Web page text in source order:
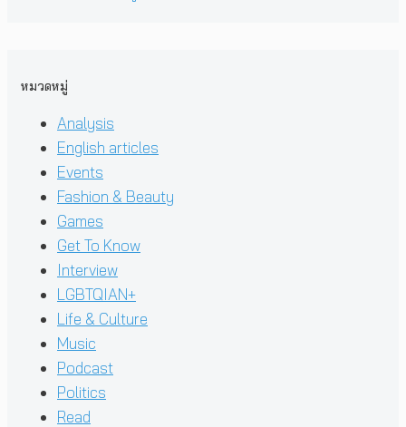
หมวดหมู่
Analysis
English articles
Events
Fashion & Beauty
Games
Get To Know
Interview
LGBTQIAN+
Life & Culture
Music
Podcast
Politics
Read